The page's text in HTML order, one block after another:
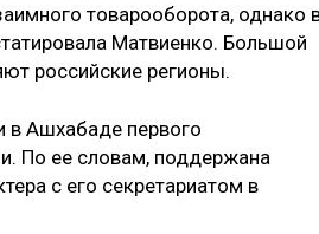
товарооборота, однако
Матвиенко. Большой
российские регионы.
в Ашхабаде первого
По ее словам, поддержана
с его секретариатом в